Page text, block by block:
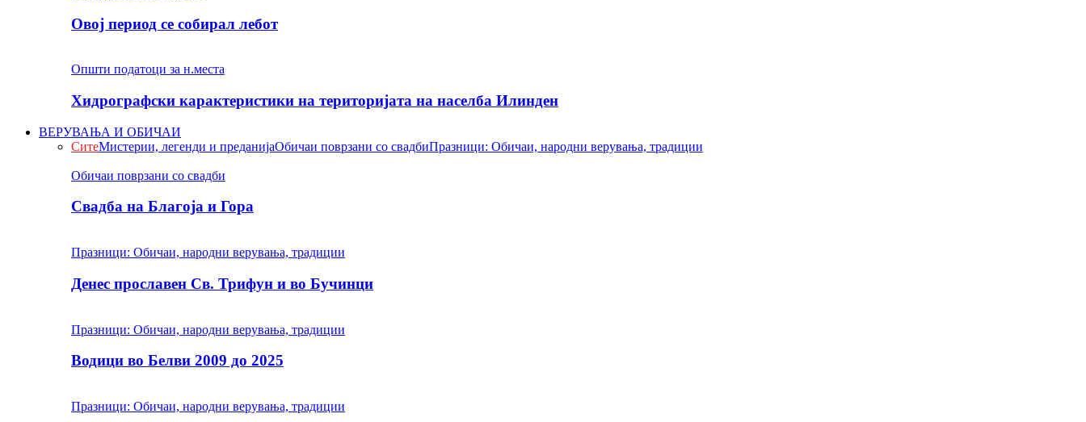
Овој период се собирал лебот
Општи податоци за н.места
Хидрографски карактеристики на територијата на населба Илинден
ВЕРУВАЊА И ОБИЧАИ
СитеМистерии, легенди и преданијаОбичаи поврзани со свадбиПразници: Обичаи, народни верувања, традиции
Обичаи поврзани со свадби
Свадба на Благоја и Гора
Празници: Обичаи, народни верувања, традиции
Денес прославен Св. Трифун и во Бучинци
Празници: Обичаи, народни верувања, традиции
Водици во Белви 2009 до 2025
Празници: Обичаи, народни верувања, традиции